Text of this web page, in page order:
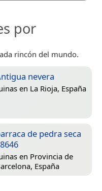
por
rincón del mundo.
nevera
en La Rioja, España
de pedra seca
en Provincia de
España